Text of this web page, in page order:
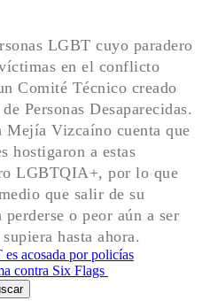
LGBT cuyo paradero
en el conflicto
Comité Técnico creado
Personas Desaparecidas.
Mejía Vizcaíno cuenta que
hostigaron a estas
LGBTQIA+, por lo que
que salir de su
o peor aún a ser
hasta ahora.
acosada por policías
contra Six Flags